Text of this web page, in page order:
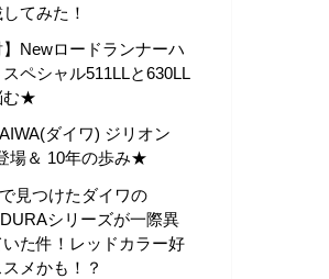
てみた！
】Newロードランナーハ
ペシャル511LLと630LL
む★
ダイワ) ジリオン
場＆ 10年の歩み★
見つけたダイワの
シリーズが一際異
た件！レッドカラー好
メかも！？